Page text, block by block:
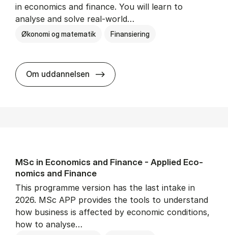
in economics and finance. You will learn to
analyse and solve real-world…
Økonomi og matematik Finansiering
Om uddannelsen MSc in Eco­nom­ics and Fin­ance
MSc in Eco­nom­ics and Fin­ance - Ap­plied Eco­
nom­ics and Fin­ance
This programme version has the last intake in
2026. MSc APP provides the tools to understand
how business is affected by economic conditions,
how to analyse…